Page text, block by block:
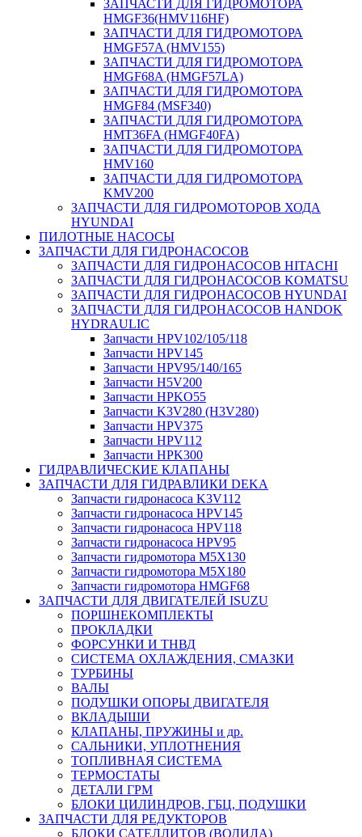
ЗАПЧАСТИ ДЛЯ ГИДРОМОТОРА
HMGF36(HMV116HF)
ЗАПЧАСТИ ДЛЯ ГИДРОМОТОРА
HMGF57A (HMV155)
ЗАПЧАСТИ ДЛЯ ГИДРОМОТОРА
HMGF68A (HMGF57LA)
ЗАПЧАСТИ ДЛЯ ГИДРОМОТОРА
HMGF84 (MSF340)
ЗАПЧАСТИ ДЛЯ ГИДРОМОТОРА
HMT36FA (HMGF40FA)
ЗАПЧАСТИ ДЛЯ ГИДРОМОТОРА
HMV160
ЗАПЧАСТИ ДЛЯ ГИДРОМОТОРА
KMV200
ЗАПЧАСТИ ДЛЯ ГИДРОМОТОРОВ ХОДА
HYUNDAI
ПИЛОТНЫЕ НАСОСЫ
ЗАПЧАСТИ ДЛЯ ГИДРОНАСОСОВ
ЗАПЧАСТИ ДЛЯ ГИДРОНАСОСОВ HITACHI
ЗАПЧАСТИ ДЛЯ ГИДРОНАСОСОВ KOMATSU
ЗАПЧАСТИ ДЛЯ ГИДРОНАСОСОВ HYUNDAI
ЗАПЧАСТИ ДЛЯ ГИДРОНАСОСОВ HANDOK
HYDRAULIC
Запчасти HPV102/105/118
Запчасти HPV145
Запчасти HPV95/140/165
Запчасти H5V200
Запчасти HPKO55
Запчасти K3V280 (H3V280)
Запчасти HPV375
Запчасти HPV112
Запчасти HPK300
ГИДРАВЛИЧЕСКИЕ КЛАПАНЫ
ЗАПЧАСТИ ДЛЯ ГИДРАВЛИКИ DEKA
Запчасти гидронасоса K3V112
Запчасти гидронасоса HPV145
Запчасти гидронасоса HPV118
Запчасти гидронасоса HPV95
Запчасти гидромотора M5X130
Запчасти гидромотора M5X180
Запчасти гидромотора HMGF68
ЗАПЧАСТИ ДЛЯ ДВИГАТЕЛЕЙ ISUZU
ПОРШНЕКОМПЛЕКТЫ
ПРОКЛАДКИ
ФОРСУНКИ И ТНВД
СИСТЕМА ОХЛАЖДЕНИЯ, СМАЗКИ
ТУРБИНЫ
ВАЛЫ
ПОДУШКИ ОПОРЫ ДВИГАТЕЛЯ
ВКЛАДЫШИ
КЛАПАНЫ, ПРУЖИНЫ и др.
САЛЬНИКИ, УПЛОТНЕНИЯ
ТОПЛИВНАЯ СИСТЕМА
ТЕРМОСТАТЫ
ДЕТАЛИ ГРМ
БЛОКИ ЦИЛИНДРОВ, ГБЦ, ПОДУШКИ
ЗАПЧАСТИ ДЛЯ РЕДУКТОРОВ
БЛОКИ САТЕЛЛИТОВ (ВОДИЛА)